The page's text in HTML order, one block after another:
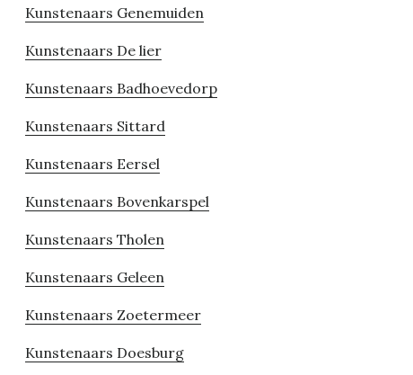
Kunstenaars Genemuiden
Kunstenaars De lier
Kunstenaars Badhoevedorp
Kunstenaars Sittard
Kunstenaars Eersel
Kunstenaars Bovenkarspel
Kunstenaars Tholen
Kunstenaars Geleen
Kunstenaars Zoetermeer
Kunstenaars Doesburg